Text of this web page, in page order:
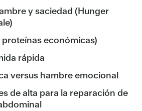
y saciedad (Hunger
proteínas económicas)
rápida
versus hambre emocional
de alta para la reparación de